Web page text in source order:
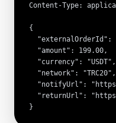
Content-Type:
{
"externalOrderId":
  "amount": 199.00,
  "currency": "USDT",
  "network": "TRC20",
"notifyUrl":
"returnUrl":
}